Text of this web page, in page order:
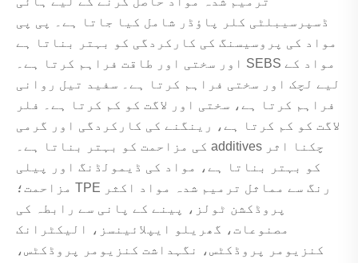
ڈسپرسیبلٹی کلر پاؤڈر شامل کیا جاتا ہے۔ پی پی
مواد کی پروسیسنگ کی کارکردگی کو بہتر بناتا ہے
اور سختی اور طاقت فراہم کرتا ہے۔ SEBS مواد کے
لیے لچک اور سختی فراہم کرتا ہے۔ سفید تیل روانی
فراہم کرتا ہے، سختی اور لاگت کو کم کرتا ہے۔ فلر
لاگت کو کم کرتا ہے، رینگنے کی کارکردگی اور گرمی
کی مزاحمت کو بہتر بناتا ہے۔ additives چکنا اثر
کو بہتر بناتا ہے، مواد کی ڈیمولڈنگ اور پیلی
مزاحمت؛ TPE رنگ سے مماثل ترمیم شدہ مواد اکثر
پروڈکشن ٹولز، پینے کے پانی سے رابطہ کی
مصنوعات، گھریلو ایپلائینسز، الیکٹرانک
کنزیومر پروڈکٹس، نگہداشت کنزیومر پروڈکٹس،